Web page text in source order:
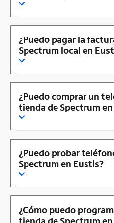
¿Puedo pagar la
Spectrum local en
¿Puedo comprar un
tienda de Spectrum
¿Puedo probar
Spectrum en Eustis?
¿Cómo puedo
tienda de Spectrum